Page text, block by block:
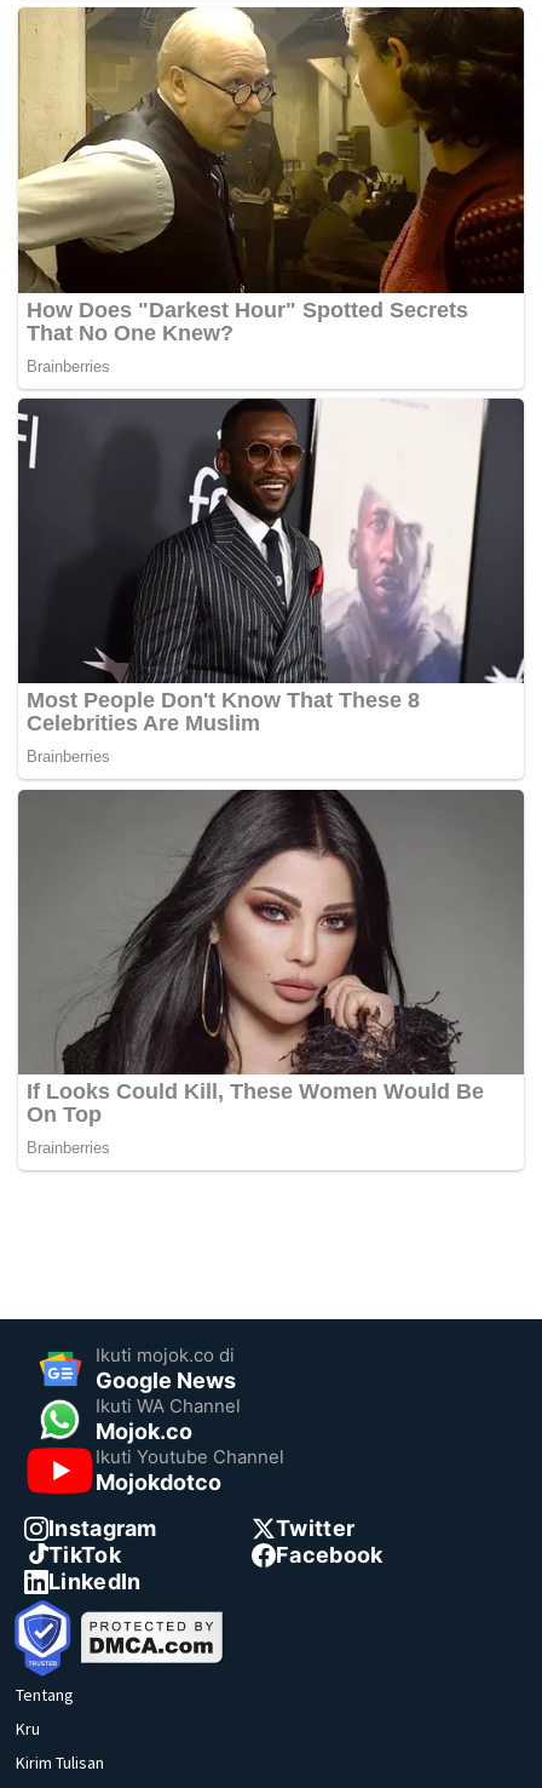
Ikuti mojok.co di
Google News
Ikuti WA Channel
Mojok.co
Ikuti Youtube Channel
Mojokdotco
Instagram
Twitter
TikTok
Facebook
LinkedIn
Tentang
Kru
Kirim Tulisan